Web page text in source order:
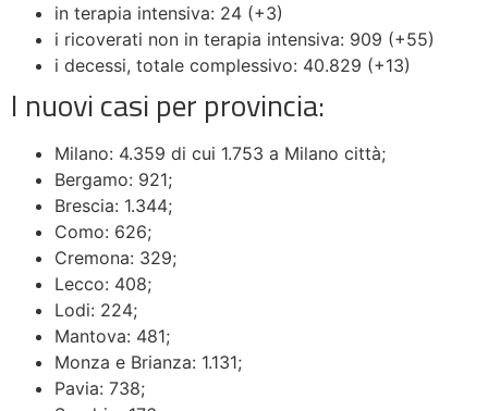
in terapia intensiva: 24 (+3)
i ricoverati non in terapia intensiva: 909 (+55)
i decessi, totale complessivo: 40.829 (+13)
I nuovi casi per provincia:
Milano: 4.359 di cui 1.753 a Milano città;
Bergamo: 921;
Brescia: 1.344;
Como: 626;
Cremona: 329;
Lecco: 408;
Lodi: 224;
Mantova: 481;
Monza e Brianza: 1.131;
Pavia: 738;